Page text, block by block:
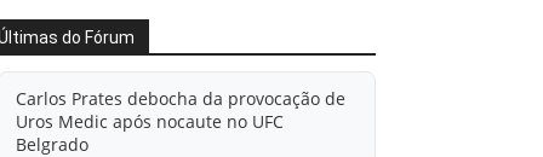
do Fórum
Carlos Prates debocha da provocação de
Uros Medic após nocaute no UFC
Belgrado